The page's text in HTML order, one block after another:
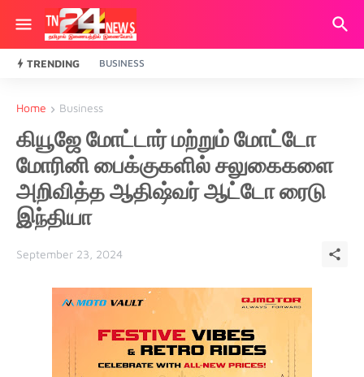
TRENDING BUSINESS
Home Business
கியூஜே மோட்டார் மற்றும் மோட்டோ
மோரினி பைக்குகளில் சலுகைகளை
அறிவித்த ஆதிஷ்வர் ஆட்டோ ரைடு
இந்தியா
September 23, 2024